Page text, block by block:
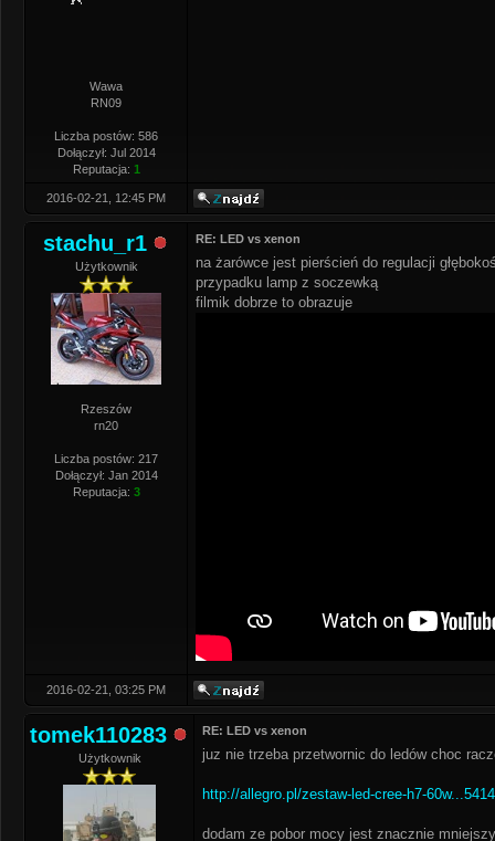
Wawa
RN09
Liczba postów: 586
Dołączył: Jul 2014
Reputacja: 1
2016-02-21, 12:45 PM
stachu_r1
Użytkownik
Rzeszów
rn20
Liczba postów: 217
Dołączył: Jan 2014
Reputacja: 3
RE: LED vs xenon
na żarówce jest pierścień do regulacji
przypadku lamp z soczewką
filmik dobrze to obrazuje
2016-02-21, 03:25 PM
tomek110283
Użytkownik
RE: LED vs xenon
juz nie trzeba przetwornic do ledów choc
http://allegro.pl/zestaw-led-cree-h7-
dodam ze pobor mocy jest znacznie